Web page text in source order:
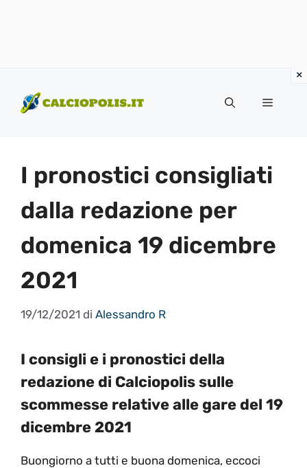
contenuto
Menu
I pronostici consigliati
dalla redazione per
domenica 19 dicembre
2021
19/12/2021 di Alessandro R
I consigli e i pronostici della
redazione di Calciopolis sulle
scommesse relative alle gare del 19
dicembre 2021
Buongiorno a tutti e buona domenica, eccoci